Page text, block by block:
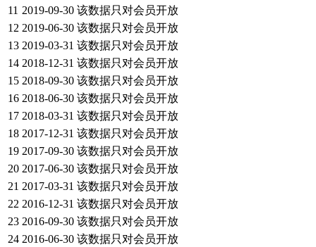
11 2019-09-30 该数据只对会员开放
12 2019-06-30 该数据只对会员开放
13 2019-03-31 该数据只对会员开放
14 2018-12-31 该数据只对会员开放
15 2018-09-30 该数据只对会员开放
16 2018-06-30 该数据只对会员开放
17 2018-03-31 该数据只对会员开放
18 2017-12-31 该数据只对会员开放
19 2017-09-30 该数据只对会员开放
20 2017-06-30 该数据只对会员开放
21 2017-03-31 该数据只对会员开放
22 2016-12-31 该数据只对会员开放
23 2016-09-30 该数据只对会员开放
24 2016-06-30 该数据只对会员开放